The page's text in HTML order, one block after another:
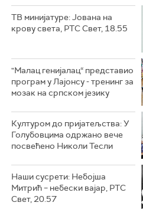
ТВ минијатуре: Јована на
крову света, РТС Свет, 18.55
"Малац генијалац“ представио
програм у Лајонсу - тренинг за
мозак на српском језику
Културом до пријатељства: У
Голубовцима одржано вече
посвећено Николи Тесли
Наши сусрети: Небојша
Митрић – небески вајар, РТС
Свет, 20.57